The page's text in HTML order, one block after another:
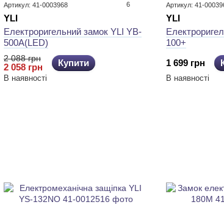
Артикул: 41-0003968 6
YLI
Електроригельний замок YLI YB-
500A(LED)
2 088 грн
2 058 грн Купити
В наявності
Артикул: 41-
YLI
100+
1 699 грн
В наявності